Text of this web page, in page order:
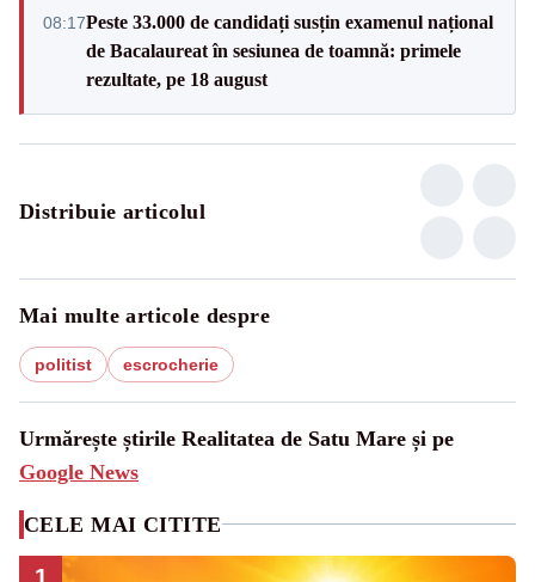
08:17Peste 33.000 de candidați susțin examenul național
de Bacalaureat în sesiunea de toamnă: primele
rezultate, pe 18 august
Distribuie articolul
Mai multe articole despre
politist escrocherie
Urmărește știrile Realitatea de Satu Mare și pe
Google News
CELE MAI CITITE
1